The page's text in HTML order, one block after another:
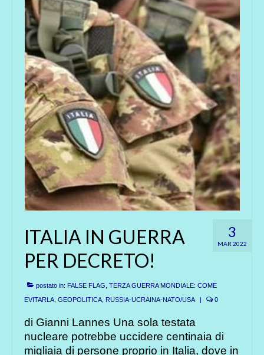
3
MAR 2022
ITALIA IN GUERRA
PER DECRETO!
postato in: FALSE FLAG, TERZA GUERRA MONDIALE: COME
EVITARLA GEOPOLITICA RUSSIA-UCRAINA-NATO/USA | 0
di Gianni Lannes Una sola testata
nucleare potrebbe uccidere centinaia di
migliaia di persone proprio in Italia, dove in